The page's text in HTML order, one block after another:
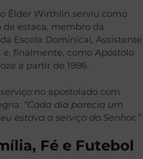
Élder Wirthlin serviu como
de estaca, membro da
Escola Dominical, Assistente
e, finalmente, como Apóstolo
a partir de 1986.
no apostolado com
“Cada dia parecia um
estava a serviço do Senhor.”
Fé e Futebol